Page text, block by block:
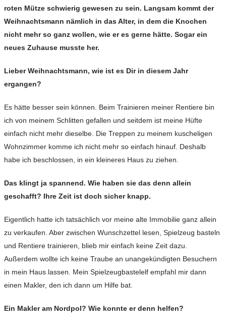
roten Mütze schwierig gewesen zu sein. Langsam kommt der
Weihnachtsmann nämlich in das Alter, in dem die Knochen
nicht mehr so ganz wollen, wie er es gerne hätte. Sogar ein
neues Zuhause musste her.
Lieber Weihnachtsmann, wie ist es Dir in diesem Jahr
ergangen?
Es hätte besser sein können. Beim Trainieren meiner Rentiere bin
ich von meinem Schlitten gefallen und seitdem ist meine Hüfte
einfach nicht mehr dieselbe. Die Treppen zu meinem kuscheligen
Wohnzimmer komme ich nicht mehr so einfach hinauf. Deshalb
habe ich beschlossen, in ein kleineres Haus zu ziehen.
Das klingt ja spannend. Wie haben sie das denn allein
geschafft? Ihre Zeit ist doch sicher knapp.
Eigentlich hatte ich tatsächlich vor meine alte Immobilie ganz allein
zu verkaufen. Aber zwischen Wunschzettel lesen, Spielzeug basteln
und Rentiere trainieren, blieb mir einfach keine Zeit dazu.
Außerdem wollte ich keine Traube an unangekündigten Besuchern
in mein Haus lassen. Mein Spielzeugbastelelf empfahl mir dann
einen Makler, den ich dann um Hilfe bat.
Ein Makler am Nordpol? Wie konnte er denn helfen?